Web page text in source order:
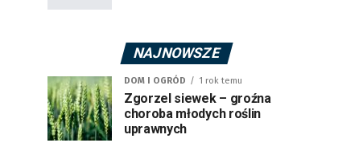
NAJNOWSZE
DOM I OGRÓD 1 rok temu
Zgorzel siewek – groźna
choroba młodych roślin
uprawnych